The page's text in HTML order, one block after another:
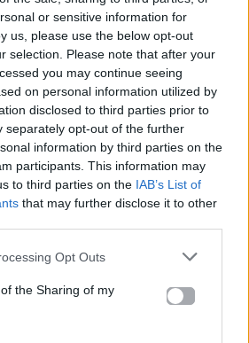
or sensitive information for
us, please use the below opt-out
selection. Please note that after your
you may continue seeing
on personal information utilized by
disclosed to third parties prior to
separately opt-out of the further
information by third parties on the
participants. This information may
to third parties on the IAB’s List of
that may further disclose it to other
Opt Outs
the Sharing of my
αυτό το άρθρο
Επόμενο